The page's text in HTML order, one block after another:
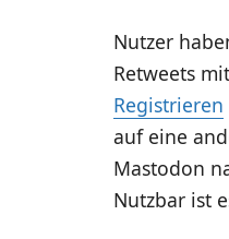
Nutzer
Retweets
Registrieren
auf eine
Mastodon
Nutzbar ist